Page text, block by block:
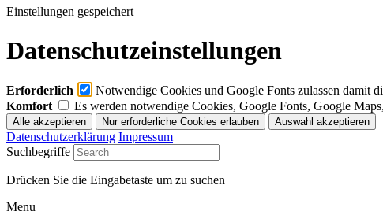
Einstellungen gespeichert
Datenschutzeinstellungen
Erforderlich
Notwendige Cookies und Google Fonts zulassen damit
Komfort
Es werden notwendige Cookies, Google Fonts, Google
Datenschutzerklärung Impressum
Suchbegriffe
Drücken Sie die Eingabetaste um zu suchen
Menu